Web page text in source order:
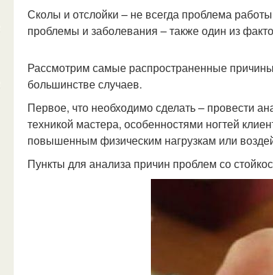
Сколы и отслойки – не всегда проблема
проблемы и заболевания – также один из
Рассмотрим самые распространенные
большинстве случаев.
Первое, что необходимо сделать – провести
техникой мастера, особенностями ногтей
повышенным физическим нагрузкам или
Пункты для анализа причин проблем со